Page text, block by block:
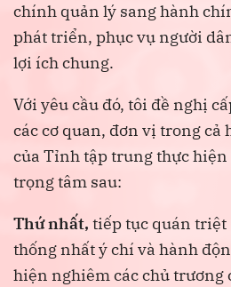
chính quản lý sang hành
phát triển, phục vụ người
lợi ích chung.
Với yêu cầu đó, tôi đề nghị
các cơ quan, đơn vị trong cả
của Tỉnh tập trung thực
trọng tâm sau:
Thứ nhất, tiếp tục quán triệt
thống nhất ý chí và hành
hiện nghiêm các chủ trương